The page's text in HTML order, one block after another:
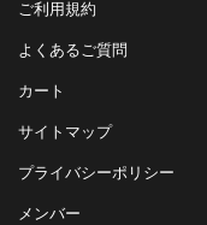
ご利用規約
よくあるご質問
カート
サイトマップ
プライバシーポリシー
メンバー